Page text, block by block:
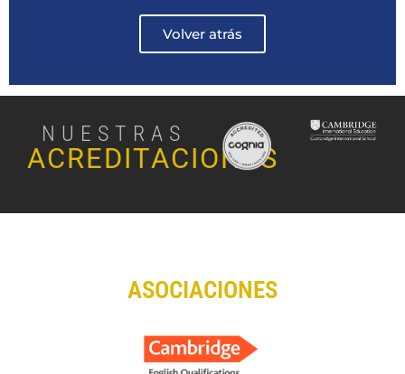
Volver atrás
NUESTRAS
ACREDITACIONES
ASOCIACIONES